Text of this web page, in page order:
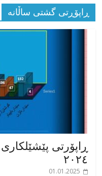
ڕاپۆڕتی گشتی ساڵانه
ڕاپۆرتی
٢٠٢٤
01.01.2025